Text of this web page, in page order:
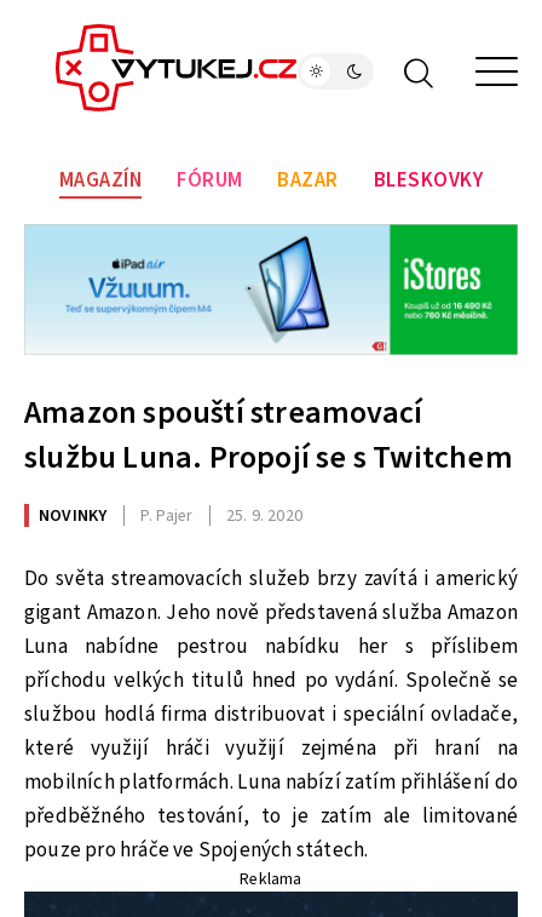
MAGAZÍN FÓRUM BAZAR BLESKOVKY
Amazon spouští streamovací
službu Luna. Propojí se s Twitchem
NOVINKY P. Pajer 25. 9. 2020
Do světa streamovacích služeb brzy zavítá i americký
gigant Amazon. Jeho nově představená služba Amazon
Luna nabídne pestrou nabídku her s příslibem
příchodu velkých titulů hned po vydání. Společně se
službou hodlá firma distribuovat i speciální ovladače,
které využijí hráči využijí zejména při hraní na
mobilních platformách. Luna nabízí zatím přihlášení do
předběžného testování, to je zatím ale limitované
pouze pro hráče ve Spojených státech.
Reklama